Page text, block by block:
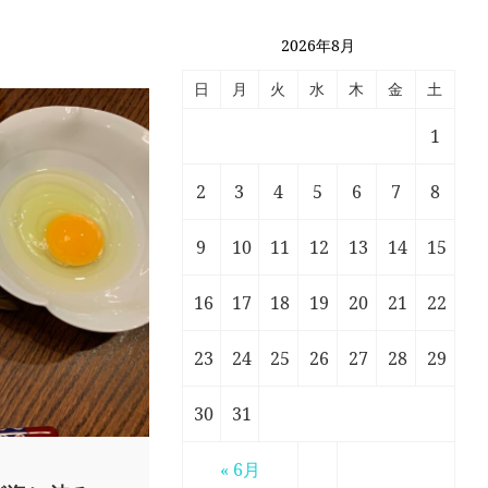
2026年8月
日 月 火 水 木 金 土
« 6月
1
2 3 4 5 6 7 8
9 10 11 12 13 14 15
16 17 18 19 20 21 22
23 24 25 26 27 28 29
30 31